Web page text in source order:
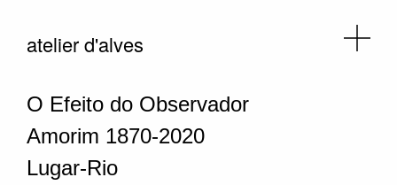
atelier d'alves
O Efeito do Observador
Amorim 1870-2020
Lugar-Rio